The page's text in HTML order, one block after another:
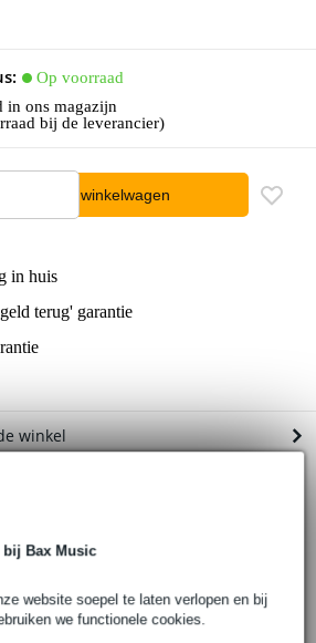
Bax Music
website soepel te laten verlopen en bij
we functionele cookies.
Op voorraad
in ons magazijn
bij de leverancier)
In winkelwagen
in huis
terug' garantie
winkel